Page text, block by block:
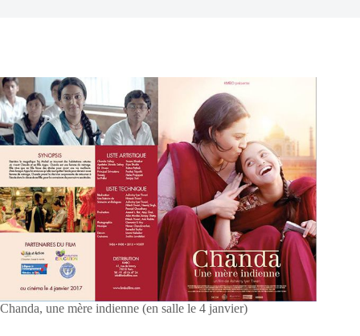
Chanda, une mère indienne (en salle le 4 janvier)